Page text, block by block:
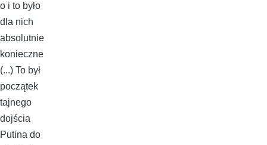
o i to było
dla nich
absolutnie
konieczne
(...) To był
początek
tajnego
dojścia
Putina do